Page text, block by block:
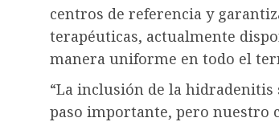
centros de referencia y
terapéuticas, actualmente
manera uniforme en todo el
“La inclusión de la
paso importante, pero nuestro